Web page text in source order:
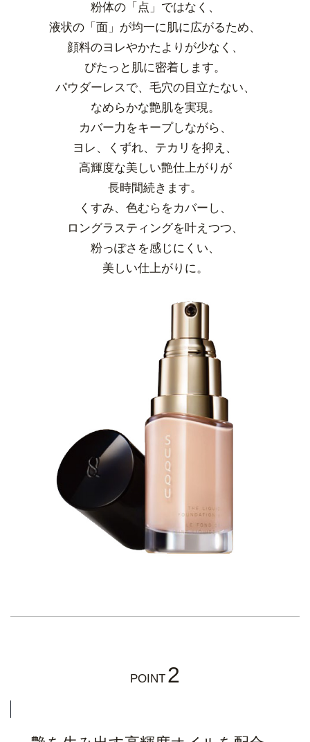
粉体の「点」ではなく、
液状の「面」が均一に肌に広がるため、
顔料のヨレやかたよりが少なく、
ぴたっと肌に密着します。
パウダーレスで、毛穴の目立たない、
なめらかな艶肌を実現。
カバー力をキープしながら、
ヨレ、くずれ、テカリを抑え、
高輝度な美しい艶仕上がりが
長時間続きます。
くすみ、色むらをカバーし、
ロングラスティングを叶えつつ、
粉っぽさを感じにくい、
美しい仕上がりに。
POINT 2